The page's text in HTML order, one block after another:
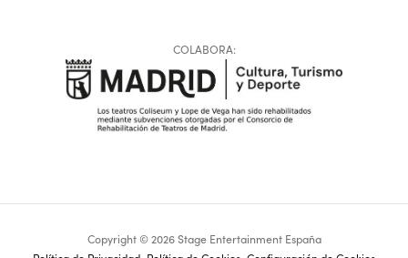
COLABORA:
Copyright © 2026 Stage Entertainment España